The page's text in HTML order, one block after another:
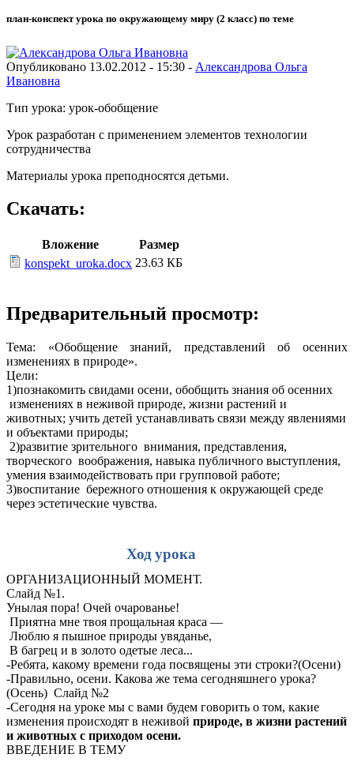
план-конспект урока по окружающему миру (2 класс) по теме
Опубликовано 13.02.2012 - 15:30 - Александрова Ольга
Ивановна
Тип урока: урок-обобщение
Урок разработан с применением элементов технологии
сотрудничества
Материалы урока преподносятся детьми.
Скачать:
Вложение
Размер
konspekt_uroka.docx 23.63 КБ
Предварительный просмотр:
Тема: «Обобщение знаний, представлений об осенних
изменениях в природе».
Цели:
1)познакомить свидами осени, обобщить знания об осенних
изменениях в неживой природе, жизни растений и
животных; учить детей устанавливать связи между явлениями
и объектами природы;
2)развитие зрительного внимания, представления,
творческого воображения, навыка публичного выступления,
умения взаимодействовать при групповой работе;
3)воспитание бережного отношения к окружающей среде
через эстетические чувства.
Ход урока
ОРГАНИЗАЦИОННЫЙ МОМЕНТ.
Слайд №1.
Унылая пора! Очей очарованье!
Приятна мне твоя прощальная краса —
Люблю я пышное природы увяданье,
В багрец и в золото одетые леса...
-Ребята, какому времени года посвящены эти строки?(Осени)
-Правильно, осени. Какова же тема сегодняшнего урока?
(Осень) Слайд №2
-Сегодня на уроке мы с вами будем говорить о том, какие
изменения происходят в неживой природе, в жизни растений
и животных с приходом осени.
ВВЕДЕНИЕ В ТЕМУ